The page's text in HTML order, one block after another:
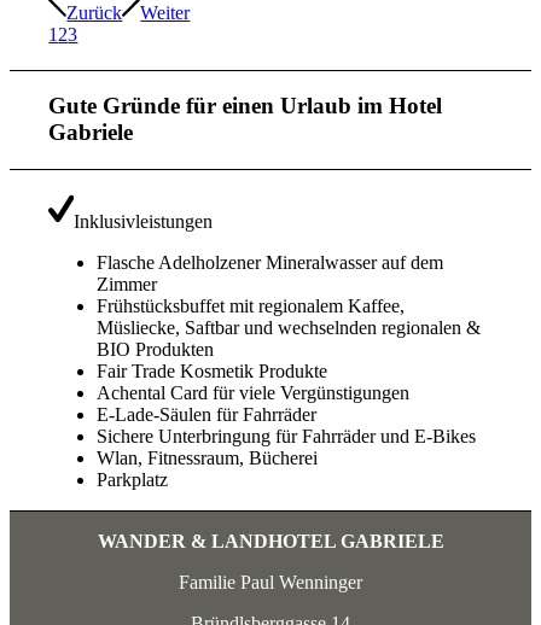
Zurück
Weiter
1 23
Gute Gründe für einen Urlaub im Hotel
Gabriele
Inklusivleistungen
Flasche Adelholzener Mineralwasser auf dem
Zimmer
Frühstücksbuffet mit regionalem Kaffee,
Müsliecke, Saftbar und wechselnden regionalen &
BIO Produkten
Fair Trade Kosmetik Produkte
Achental Card für viele Vergünstigungen
E-Lade-Säulen für Fahrräder
Sichere Unterbringung für Fahrräder und E-Bikes
Wlan, Fitnessraum, Bücherei
Parkplatz
WANDER & LANDHOTEL GABRIELE
Familie Paul Wenninger